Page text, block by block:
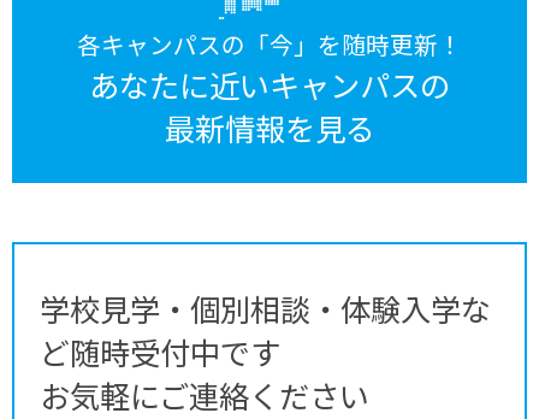
各キャンパスの「今」を随時更新！
あなたに近いキャンパスの
最新情報を見る
学校見学・個別相談・体験入学な
ど随時受付中です
お気軽にご連絡ください